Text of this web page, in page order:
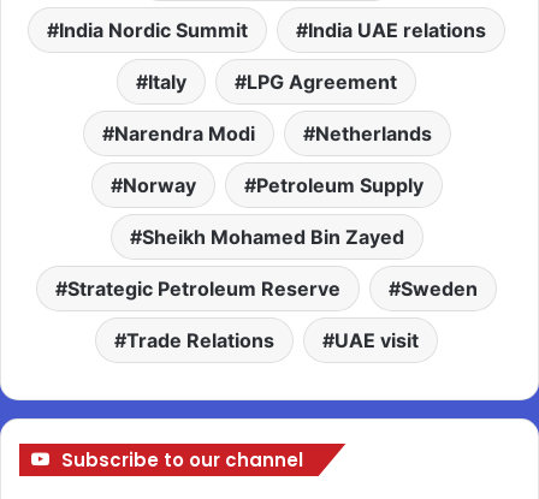
India Nordic Summit India UAE relations
Italy LPG Agreement
Narendra Modi Netherlands
Norway Petroleum Supply
Sheikh Mohamed Bin Zayed
Strategic Petroleum Reserve Sweden
Trade Relations UAE visit
Subscribe to our channel